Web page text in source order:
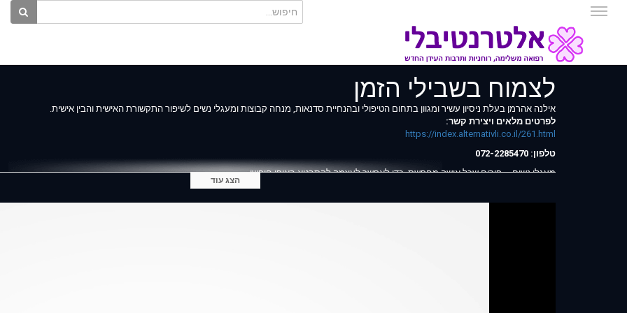
לצמוח בשבילי הזמן
אילנה אהרמן בעלת ניסיון עשיר ומגוון בתחום הטיפולי ובהנחיית סדנאות, מנחה קבוצות ומעגלי נשים לשיפור התקשורת האישית והבין אישית.
לפרטים מלאים ויצירת קשר:
https://index.alternativli.co.il/261.html
טלפון: 072-2285470
מעגלי נשים – פורום שכל אישה מחפשת, כדי לאפשר לעצמה להתבטא באופן חופשי.
אני מזמינה אותך להצטרף לקבוצת נשים המחפשת חברותא, שיתוף, פירגון, אוזן קשבת ודרך לחיים טובים יותר.
הצג עוד